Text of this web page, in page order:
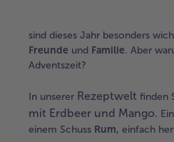
sind dieses Jahr besonders
Freunde und Familie. Aber
Adventszeit?
In unserer Rezeptwelt finden
mit Erdbeer und Mango.
einem Schuss Rum, einfach